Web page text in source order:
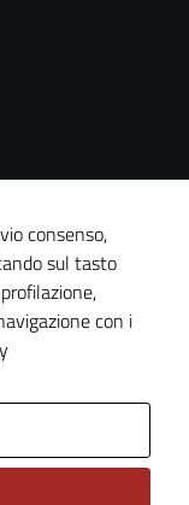
consenso,
sul tasto
con i